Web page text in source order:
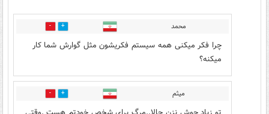
محمد 130
چرا فکر میکنی همه سیستم فکریشون مثل گوارش شما کار
میکنه؟
میثم 30